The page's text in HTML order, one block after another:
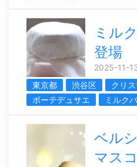
ミル
登場
2025-11-
東京都
渋谷区
クリ
ボーテデュサエ
ミルク
ベル
マス